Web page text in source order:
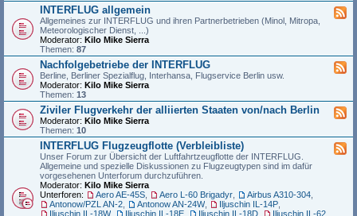
INTERFLUG allgemein
Allgemeines zur INTERFLUG und ihren Partnerbetrieben (Minol, Mitropa,
Meteorologischer Dienst, ...)
Moderator: Kilo Mike Sierra
Themen: 87
Nachfolgebetriebe der INTERFLUG
Berline, Berliner Spezialflug, Interhansa, Flugservice Berlin usw.
Moderator: Kilo Mike Sierra
Themen: 13
Ziviler Flugverkehr der alliierten Staaten von/nach Berlin
Moderator: Kilo Mike Sierra
Themen: 10
INTERFLUG Flugzeugflotte (Verbleibliste)
Unser Forum zur Übersicht der Luftfahrtzeugflotte der INTERFLUG.
Allgemeine und spezielle Diskussionen zu Flugzeugtypen sind im dafür
vorgesehenen Unterforum durchzuführen.
Moderator: Kilo Mike Sierra
Unterforen:
Aero AE-45S Aero L-60 Brigadyr Airbus A310-304
Antonow/PZL AN-2
Antonow AN-24W Iljuschin IL-14P
Iljuschin IL-18W
Iljuschin IL-18E Iljuschin IL-18D Iljuschin IL-62